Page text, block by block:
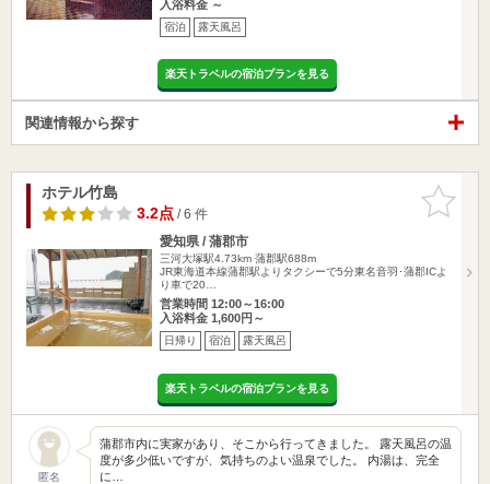
入浴料金 ～
宿泊 露天風呂
楽天トラベルの宿泊プランを見る
関連情報から探す
お気に入
りに追加
ホテル竹島
3.2点/ 6 件
愛知県 / 蒲郡市
三河大塚駅4.73km 蒲郡駅688m
JR東海道本線蒲郡駅よりタクシーで5分東名音羽･蒲郡ICよ
り車で20…
営業時間 12:00～16:00
入浴料金 1,600円～
日帰り 宿泊 露天風呂
楽天トラベルの宿泊プランを見る
匿名
蒲郡市内に実家があり、そこから行ってきました。 露天風呂の温
度が多少低いですが、気持ちのよい温泉でした。 内湯は、完全
に…